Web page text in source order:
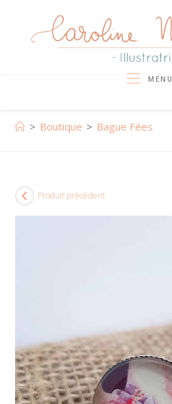
content
MENU
> Boutique > Bague Fées
Produit précédent